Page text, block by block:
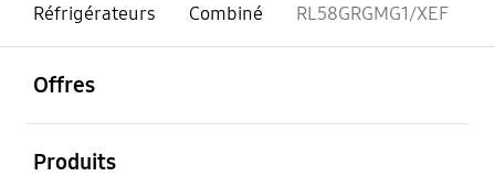
Réfrigérateurs
Combiné RL58GRGMG1/XEF
Offres
Produits